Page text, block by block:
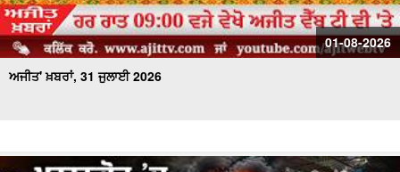
01-08-2026
ਅਜੀਤ' ਖ਼ਬਰਾਂ, 31 ਜੁਲਾਈ 2026